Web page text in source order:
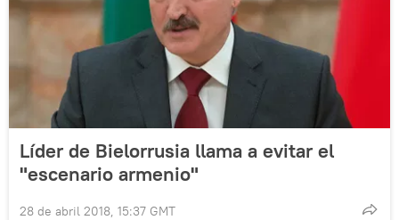
Líder de Bielorrusia llama a evitar el
"escenario armenio"
28 de abril 2018, 15:37 GMT